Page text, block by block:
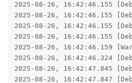
2025-08-26, 16:42:46.155
2025-08-26, 16:42:46.155
2025-08-26, 16:42:46.155
2025-08-26, 16:42:46.155
2025-08-26, 16:42:46.159
2025-08-26, 16:42:46.324
2025-08-26, 16:42:47.845
2025-08-26, 16:42:47.847